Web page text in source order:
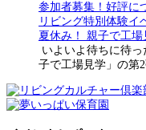
参加者募集！好評に
リビング特別体験イ
夏休み！ 親子で工場
いよいよ待ちに待
子で工場見学」の第